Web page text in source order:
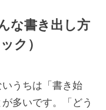
な書き出し方
ク）
うちは「書き始
多いです。「どう